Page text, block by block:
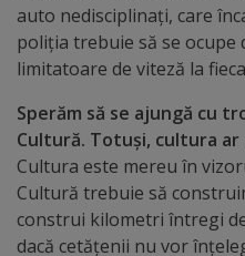
arhitecturale
Personalități
marcante
Sportivi
de
auto nedisciplinați, care
poliția trebuie să se ocupe
limitatoare de viteză la
Sperăm să se ajungă cu
Cultură. Totuși, cultura
Cultura este mereu în
Cultură trebuie să
construi kilometri întregi
dacă cetățenii nu vor